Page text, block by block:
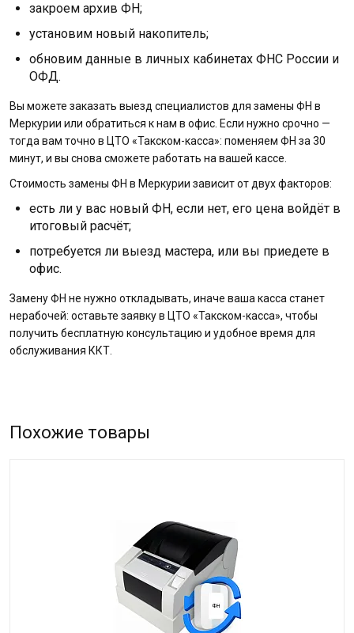
закроем архив ФН;
установим новый накопитель;
обновим данные в личных кабинетах ФНС России и
ОФД.
Вы можете заказать выезд специалистов для замены ФН в
Меркурии или обратиться к нам в офис. Если нужно срочно —
тогда вам точно в ЦТО «Такском-касса»: поменяем ФН за 30
минут, и вы снова сможете работать на вашей кассе.
Стоимость замены ФН в Меркурии зависит от двух факторов:
есть ли у вас новый ФН, если нет, его цена войдёт в
итоговый расчёт;
потребуется ли выезд мастера, или вы приедете в
офис.
Замену ФН не нужно откладывать, иначе ваша касса станет
нерабочей: оставьте заявку в ЦТО «Такском-касса», чтобы
получить бесплатную консультацию и удобное время для
обслуживания ККТ.
Похожие товары